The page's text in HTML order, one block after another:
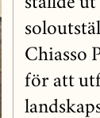
ställde ut
Chiasso
för att